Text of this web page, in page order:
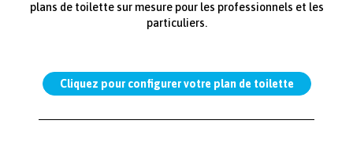
plans de toilette sur mesure pour les professionnels et les
particuliers.
Cliquez pour configurer votre plan de toilette